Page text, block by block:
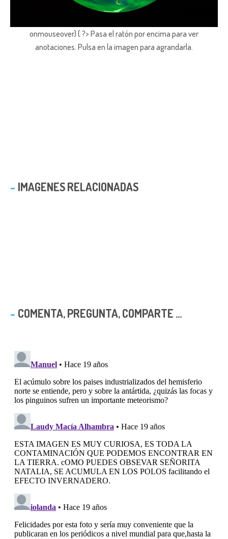
onmouseover) { ?> Pasa el ratón por encima para ver
anotaciones. Pulsa en la imagen para agrandarla.
IMAGENES RELACIONADAS
COMENTA, PREGUNTA, COMPARTE ...